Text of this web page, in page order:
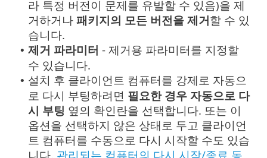
라 특정 버전이 문제를 유발할 수 있음)을 제
거하거나 패키지의 모든 버전을 제거할 수 있
습니다.
• 제거 파라미터 - 제거용 파라미터를 지정할
수 있습니다.
• 설치 후 클라이언트 컴퓨터를 강제로 자동으
로 다시 부팅하려면 필요한 경우 자동으로 다
시 부팅 옆의 확인란을 선택합니다. 또는 이
옵션을 선택하지 않은 상태로 두고 클라이언
트 컴퓨터를 수동으로 다시 시작할 수도 있습
니다. 관리되는 컴퓨터의 다시 시작/종료 동